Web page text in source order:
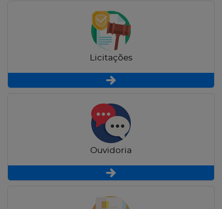
Licitações
Ouvidoria